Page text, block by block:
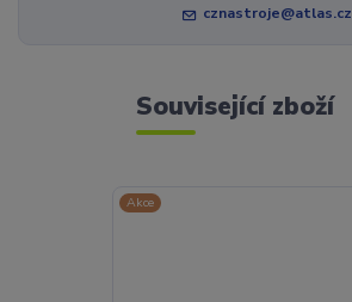
cznastroje@atlas.cz
Související zboží
Akce